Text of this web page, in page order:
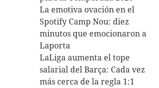
La emotiva ovación en el
Spotify Camp Nou: diez
minutos que emocionaron a
Laporta
LaLiga aumenta el tope
salarial del Barça: Cada vez
más cerca de la regla 1:1